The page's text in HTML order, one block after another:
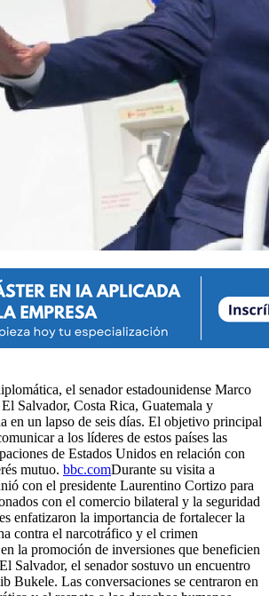
el senador estadounidense Marco
Salvador, Costa Rica, Guatemala y
en un lapso de seis días. El objetivo principal
a los líderes de estos países las
de Estados Unidos en relación con
mutuo. bbc.comDurante su visita a
con el presidente Laurentino Cortizo para
con el comercio bilateral y la seguridad
enfatizaron la importancia de fortalecer la
contra el narcotráfico y el crimen
la promoción de inversiones que beneficien
Salvador, el senador sostuvo un encuentro
Bukele. Las conversaciones se centraron en